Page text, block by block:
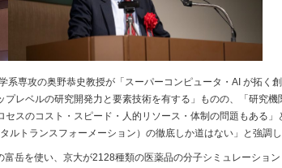
系専攻の奥野恭史教授が「スーパーコンピュータ・AI が拓く
レベルの研究開発力と要素技術を有する」ものの、「研究
スのコスト・スピード・人的リソース・体制の問題もある
ルトランスフォーメーション）の徹底しか道はない」と強調し
岳を使い、京大が2128種類の医薬品の分子シミュレーショ